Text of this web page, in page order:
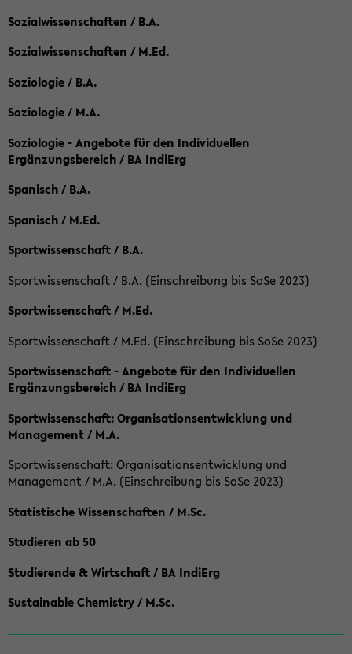
Sozialwissenschaften / B.A.
Sozialwissenschaften / M.Ed.
Soziologie / B.A.
Soziologie / M.A.
Soziologie - Angebote für den Individuellen
Ergänzungsbereich / BA IndiErg
Spanisch / B.A.
Spanisch / M.Ed.
Sportwissenschaft / B.A.
Sportwissenschaft / B.A. (Einschreibung bis SoSe 2023)
Sportwissenschaft / M.Ed.
Sportwissenschaft / M.Ed. (Einschreibung bis SoSe 2023)
Sportwissenschaft - Angebote für den Individuellen
Ergänzungsbereich / BA IndiErg
Sportwissenschaft: Organisationsentwicklung und
Management / M.A.
Sportwissenschaft: Organisationsentwicklung und
Management / M.A. (Einschreibung bis SoSe 2023)
Statistische Wissenschaften / M.Sc.
Studieren ab 50
Studierende & Wirtschaft / BA IndiErg
Sustainable Chemistry / M.Sc.